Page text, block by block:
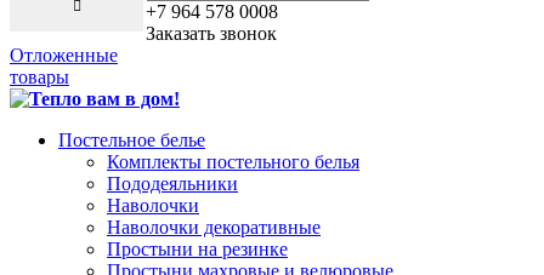
+7 964 578 0008
Заказать звонок
Отложенные
товары
Постельное белье
Комплекты постельного белья
Пододеяльники
Наволочки
Наволочки декоративные
Простыни на резинке
Простыни махровые и велюровые